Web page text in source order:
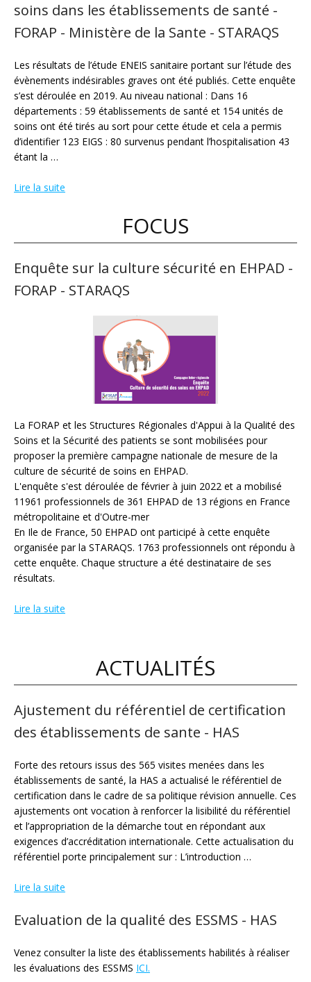
soins dans les établissements de santé -
FORAP - Ministère de la Sante - STARAQS
Les résultats de l’étude ENEIS sanitaire portant sur l’étude des
évènements indésirables graves ont été publiés. Cette enquête
s’est déroulée en 2019. Au niveau national : Dans 16
départements : 59 établissements de santé et 154 unités de
soins ont été tirés au sort pour cette étude et cela a permis
d’identifier 123 EIGS : 80 survenus pendant l’hospitalisation 43
étant la …
Lire la suite
FOCUS
Enquête sur la culture sécurité en EHPAD -
FORAP - STARAQS
La FORAP et les Structures Régionales d'Appui à la Qualité des
Soins et la Sécurité des patients se sont mobilisées pour
proposer la première campagne nationale de mesure de la
culture de sécurité de soins en EHPAD.
L'enquête s'est déroulée de février à juin 2022 et a mobilisé
11961 professionnels de 361 EHPAD de 13 régions en France
métropolitaine et d'Outre-mer
En Ile de France, 50 EHPAD ont participé à cette enquête
organisée par la STARAQS. 1763 professionnels ont répondu à
cette enquête. Chaque structure a été destinataire de ses
résultats.
Lire la suite
ACTUALITÉS
Ajustement du référentiel de certification
des établissements de sante - HAS
Forte des retours issus des 565 visites menées dans les
établissements de santé, la HAS a actualisé le référentiel de
certification dans le cadre de sa politique révision annuelle. Ces
ajustements ont vocation à renforcer la lisibilité du référentiel
et l’appropriation de la démarche tout en répondant aux
exigences d’accréditation internationale. Cette actualisation du
référentiel porte principalement sur : L’introduction …
Lire la suite
Evaluation de la qualité des ESSMS - HAS
Venez consulter la liste des établissements habilités à réaliser
les évaluations des ESSMS ICI.